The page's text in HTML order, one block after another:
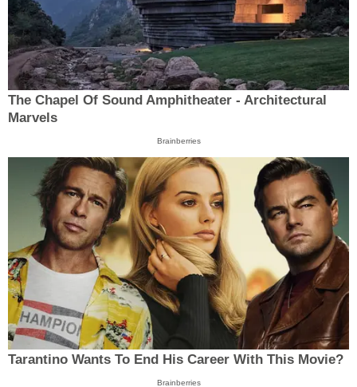
The Chapel Of Sound Amphitheater - Architectural
Marvels
Brainberries
Tarantino Wants To End His Career With This Movie?
Brainberries